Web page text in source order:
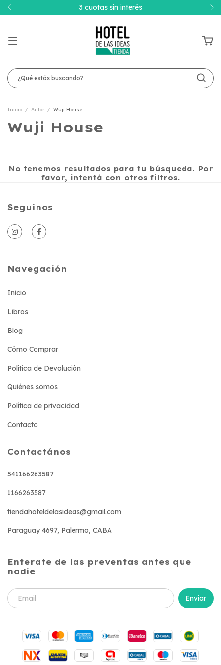
3 cuotas sin interés
Inicio / Autor / Wuji House
Wuji House
No tenemos resultados para tu búsqueda. Por
favor, intentá con otros filtros.
Seguinos
Navegación
Inicio
Libros
Blog
Cómo Comprar
Política de Devolución
Quiénes somos
Política de privacidad
Contacto
Contactános
541166263587
1166263587
tiendahoteldelasideas@gmail.com
Paraguay 4697, Palermo, CABA
Enterate de las preventas antes que
nadie